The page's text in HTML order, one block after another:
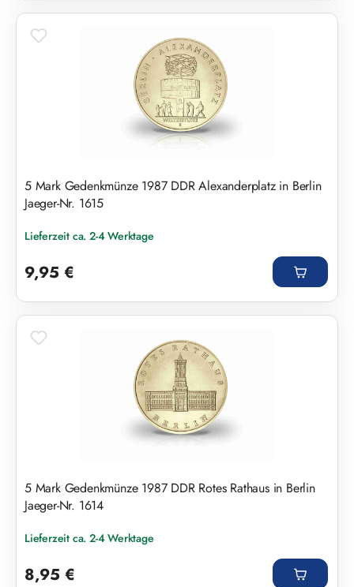
5 Mark Gedenkmünze 1987 DDR Alexanderplatz in Berlin
Jaeger-Nr. 1615
Lieferzeit ca. 2-4 Werktage
9,95 €
5 Mark Gedenkmünze 1987 DDR Rotes Rathaus in Berlin
Jaeger-Nr. 1614
Lieferzeit ca. 2-4 Werktage
8,95 €